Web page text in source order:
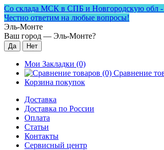
Со склада МСК в СПБ и Новгородскую обл -
Честно ответим на любые вопросы!
Эль-Монте
Ваш город — Эль-Монте?
Мои Закладки (0)
Сравнение
Корзина покупок
Доставка
Доставка по России
Оплата
Статьи
Контакты
Сервисный центр